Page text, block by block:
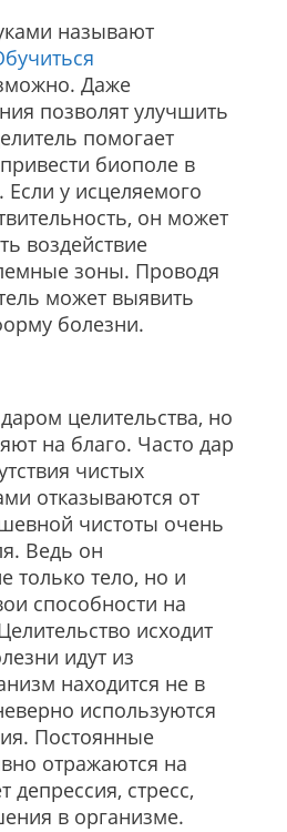
называют
Даже
позволят улучшить
помогает
биополе в
у исцеляемого
он может
воздействие
зоны. Проводя
может выявить
болезни.
целительства, но
на благо. Часто дар
чистых
отказываются от
чистоты очень
Ведь он
только тело, но и
способности на
исходит
идут из
находится не в
используются
Постоянные
отражаются на
депрессия, стресс,
в организме.